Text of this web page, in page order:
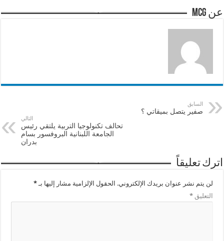
عن mcg
السابق
صفير يتصل بميقاتي ؟
التالي
تحالف تكنولوجيا التربية يلتقي رئيس
الجامعة اللبنانية البروفسور بسام
بدران
اترك تعليقاً
لن يتم نشر عنوان بريدك الإلكتروني. الحقول الإلزامية مشار إليها بـ*
التعليق*